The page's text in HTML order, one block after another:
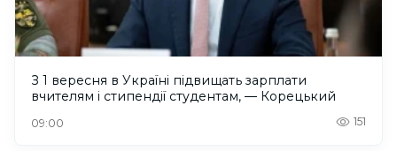
З 1 вересня в Україні підвищать зарплати
вчителям і стипендії студентам, — Корецький
09:00 151